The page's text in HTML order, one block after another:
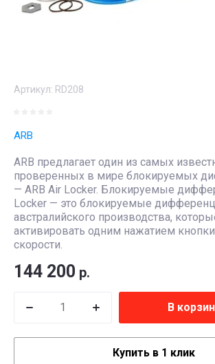
Артикул: RD208
ARB
ARB предлагает один из самых
проверенных в мире блокируемых
— ARB Air Locker. Блокируемые
Locker — это блокируемые
австралийского производства,
активировать одним нажатием
скорости.
144 200 р.
В
Купить в 1 клик